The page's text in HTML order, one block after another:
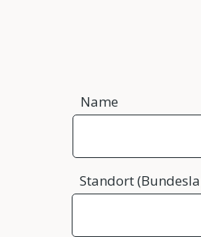
Name
Standort